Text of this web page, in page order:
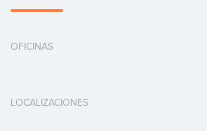
OFICINAS
LOCALIZACIONES